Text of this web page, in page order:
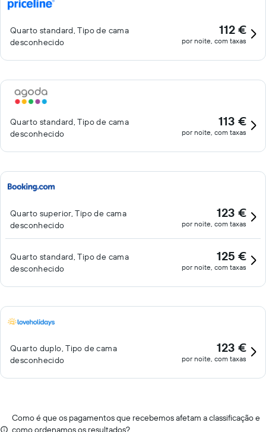
Quarto standard, Tipo de cama
desconhecido
112 €
por noite, com taxas
Quarto standard, Tipo de cama
desconhecido
113 €
por noite, com taxas
Quarto superior, Tipo de cama
desconhecido
123 €
por noite, com taxas
Quarto standard, Tipo de cama
desconhecido
125 €
por noite, com taxas
Quarto duplo, Tipo de cama
desconhecido
123 €
por noite, com taxas
Como é que os pagamentos que recebemos afetam a classificação e
como ordenamos os resultados?